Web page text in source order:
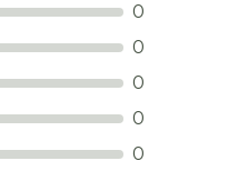
0
0
0
0
0